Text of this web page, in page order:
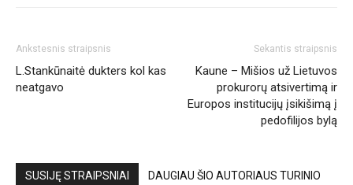
Ankstesnis straipsnis
L.Stankūnaitė dukters kol kas
neatgavo
Sekantis straipsnis
Kaune – Mišios už Lietuvos
prokurorų atsivertimą ir
Europos institucijų įsikišimą į
pedofilijos bylą
SUSIJĘ STRAIPSNIAI DAUGIAU ŠIO AUTORIAUS TURINIO